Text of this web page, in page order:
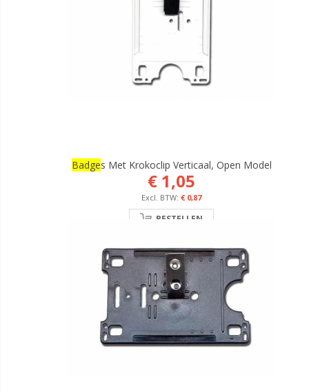
BadgeS Met Krokoclip Verticaal, Open Model
€ 1,05
€ 0,87
BESTELLEN